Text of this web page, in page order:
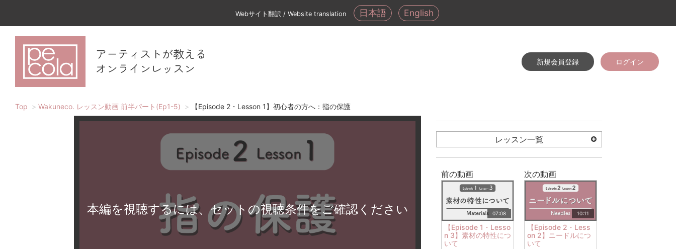
Webサイト翻訳 / Website translation 日本語 English
アーティストが教える
オンラインレッスン
新規会員登録 ログイン
Top Wakuneco. レッスン動画 前半パート(Ep1-5) 【Episode 2・Lesson 1】初心者の方へ：指の保護
本編を視聴するには、セットの視聴条件をご確認ください
レッスン一覧
前の動画
07:08
【Episode 1・Lesso
n 3】素材の特性につ
いて
次の動画
10:11
【Episode 2・Less
on 2】ニードルにつ
いて